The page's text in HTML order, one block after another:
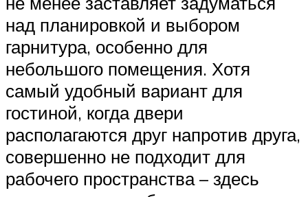
над планировкой и выбором
гарнитура, особенно для
небольшого помещения. Хотя
самый удобный вариант для
гостиной, когда двери
располагаются друг напротив друга,
совершенно не подходит для
рабочего пространства – здесь